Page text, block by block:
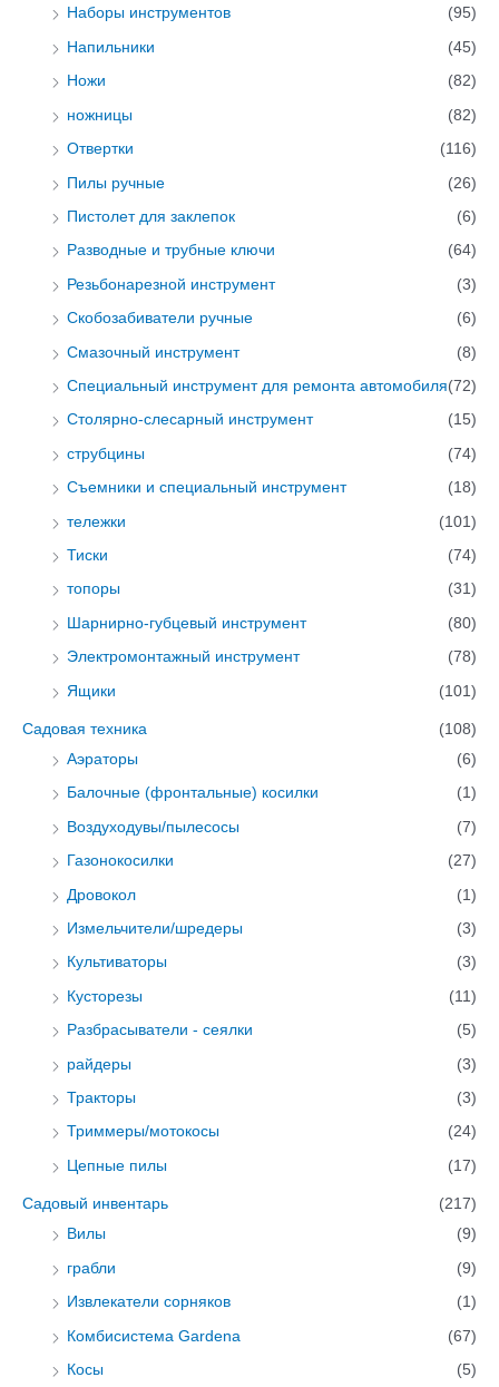
Наборы инструментов (95)
Напильники (45)
Ножи (82)
ножницы (82)
Отвертки (116)
Пилы ручные (26)
Пистолет для заклепок (6)
Разводные и трубные ключи (64)
Резьбонарезной инструмент (3)
Скобозабиватели ручные (6)
Смазочный инструмент (8)
Специальный инструмент для ремонта автомобиля(72)
Столярно-слесарный инструмент (15)
струбцины (74)
Съемники и специальный инструмент (18)
тележки (101)
Тиски (74)
топоры (31)
Шарнирно-губцевый инструмент (80)
Электромонтажный инструмент (78)
Ящики (101)
Садовая техника
(108)
Аэраторы
(6)
Балочные (фронтальные) косилки (1)
Воздуходувы/пылесосы (7)
Газонокосилки (27)
Дровокол (1)
Измельчители/шредеры (3)
Культиваторы (3)
Кусторезы (11)
Разбрасыватели - сеялки (5)
райдеры (3)
Тракторы (3)
Триммеры/мотокосы (24)
Цепные пилы (17)
Садовый инвентарь
(217)
Вилы
(9)
грабли (9)
Извлекатели сорняков (1)
Комбисистема Gardena (67)
Косы (5)